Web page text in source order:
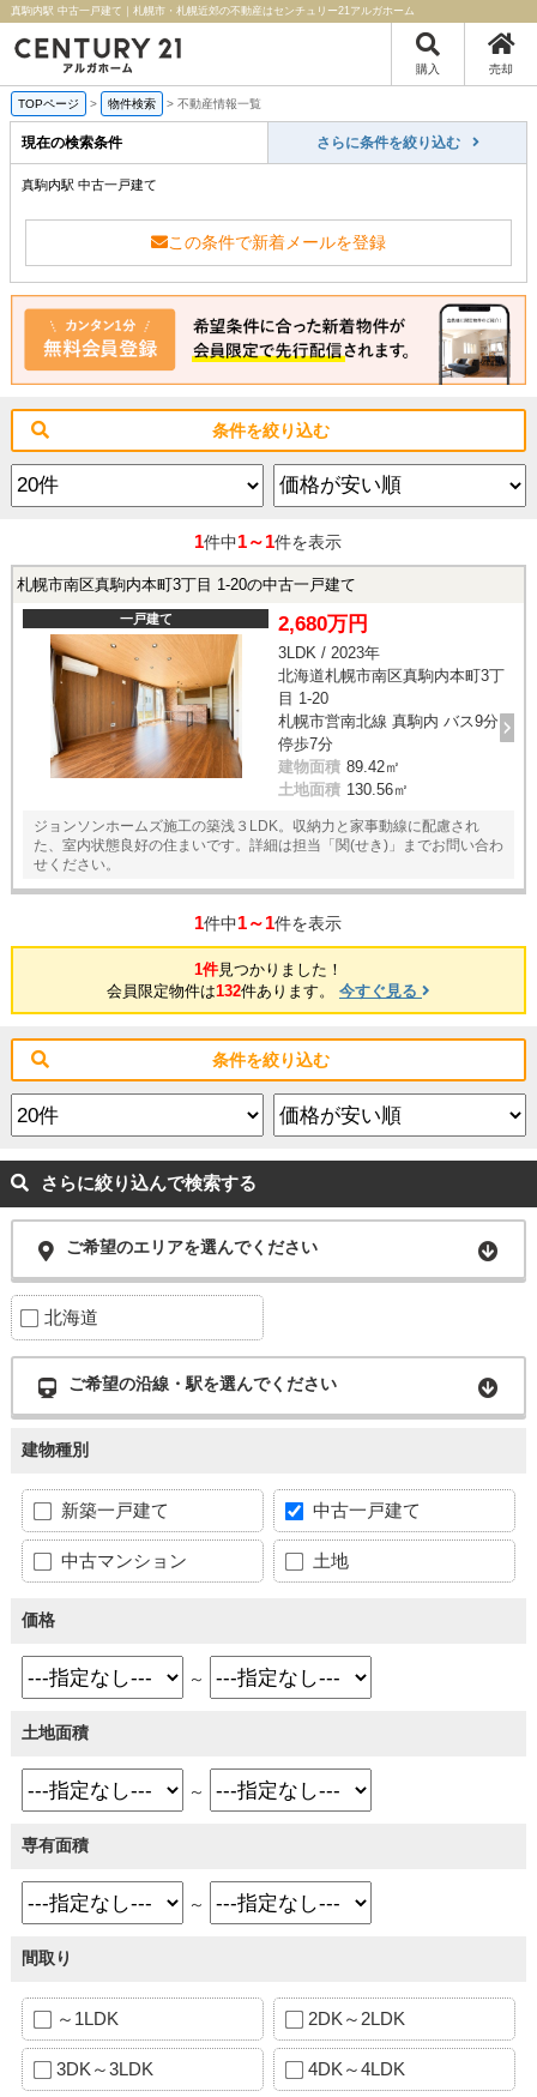
真駒内駅 中古一戸建て｜札幌市・札幌近郊の不動産はセンチュリー21アルガホーム
購入 売却
TOPページ > 物件検索 > 不動産情報一覧
現在の検索条件 さらに条件を絞り込む
真駒内駅 中古一戸建て
この条件で新着メールを登録
条件を絞り込む
1件中1～1件を表示
札幌市南区真駒内本町3丁目 1-20の中古一戸建て
一戸建て 2,680万円
3LDK / 2023年
北海道札幌市南区真駒内本町3丁
目 1-20
札幌市営南北線 真駒内 バス9分
停歩7分
建物面積 89.42㎡
土地面積 130.56㎡
ジョンソンホームズ施工の築浅３LDK。収納力と家事動線に配慮され
た、室内状態良好の住まいです。詳細は担当「関(せき)」までお問い合わ
せください。
1件中1～1件を表示
1件見つかりました！
会員限定物件は132件あります。 今すぐ見る
条件を絞り込む
さらに絞り込んで検索する
ご希望のエリアを選んでください
北海道
ご希望の沿線・駅を選んでください
建物種別
新築一戸建て 中古一戸建て
中古マンション 土地
価格
～
土地面積
～
専有面積
～
間取り
～1LDK 2DK～2LDK
3DK～3LDK 4DK～4LDK